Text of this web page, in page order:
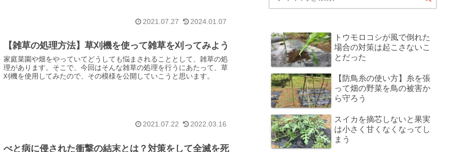
2021.07.27 2024.01.07
【雑草の処理方法】草刈機を使って雑草を刈ってみよう
家庭菜園や畑をやっていてどうしても悩まされることとして、雑草の処
理があります。そこで、今回はそんな雑草の処理を行うにあたって、草
刈機を使用してみたので、その模様を公開していこうと思います。
2021.07.22 2022.03.16
べと病に侵された衝撃の結末とは？対策をして全滅を死
トウモロコシが風で倒れた
場合の対策は起こさないこ
とだった
【防鳥糸の使い方】糸を張
って畑の野菜を鳥の被害か
ら守ろう
スイカを摘芯しないと果実
は小さく甘くなくなってし
まう